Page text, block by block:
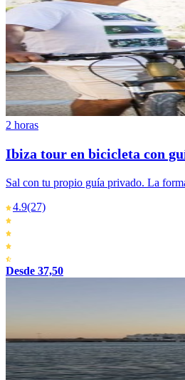
2 horas
Ibiza tour en bicicleta con
Sal con tu propio guía privado. La
4.9(27)
Desde 37,50